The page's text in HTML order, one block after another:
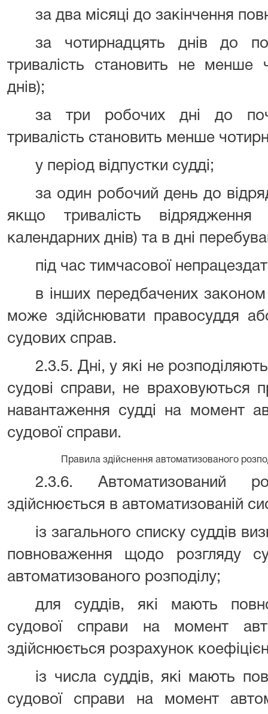
за два місяці до закінчення
за чотирнадцять днів до
тривалість становить не менше
днів);
за три робочих дні до
тривалість становить менше
у період відпустки судді;
за один робочий день до
якщо тривалість
календарних днів) та в дні
під час тимчасової
в інших передбачених
може здійснювати правосуддя
судових справ.
2.3.5. Дні, у які не
судові справи, не враховуються
навантаження судді на момент
судової справи.
Правила здійснення автоматизованого
2.3.6. Автоматизований
здійснюється в автоматизованій
із загального списку суддів
повноваження щодо розгляду
автоматизованого розподілу;
для суддів, які мають
судової справи на момент
здійснюється розрахунок
із числа суддів, які мають
судової справи на момент